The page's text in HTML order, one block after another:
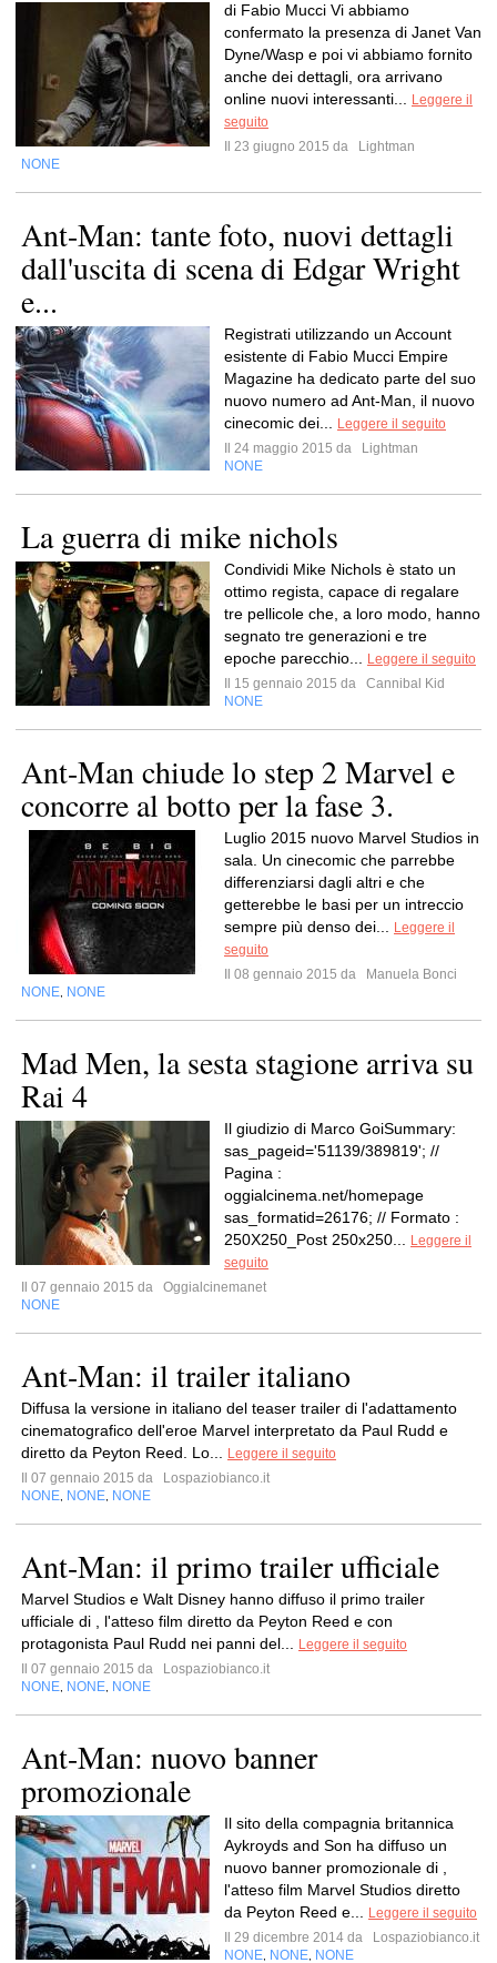
di Fabio Mucci Vi abbiamo
confermato la presenza di Janet Van
Dyne/Wasp e poi vi abbiamo fornito
anche dei dettagli, ora arrivano
online nuovi interessanti...
Leggere il
seguito
Il 23 giugno 2015 da
Lightman
NONE
Ant-Man: tante foto, nuovi dettagli
dall'uscita di scena di Edgar Wright
e...
Registrati utilizzando un Account
esistente di Fabio Mucci Empire
Magazine ha dedicato parte del suo
nuovo numero ad Ant-Man, il nuovo
cinecomic dei...
Leggere il seguito
Il 24 maggio 2015 da
Lightman
NONE
La guerra di mike nichols
Condividi Mike Nichols è stato un
ottimo regista, capace di regalare
tre pellicole che, a loro modo, hanno
segnato tre generazioni e tre
epoche parecchio...
Leggere il seguito
Il 15 gennaio 2015 da
Cannibal Kid
NONE
Ant-Man chiude lo step 2 Marvel e
concorre al botto per la fase 3.
Luglio 2015 nuovo Marvel Studios in
sala. Un cinecomic che parrebbe
differenziarsi dagli altri e che
getterebbe le basi per un intreccio
sempre più denso dei...
Leggere il
seguito
Il 08 gennaio 2015 da
Manuela Bonci
NONE NONE
Mad Men, la sesta stagione arriva su
Rai 4
Il giudizio di Marco GoiSummary:
sas_pageid='51139/389819'; //
Pagina :
oggialcinema.net/homepage
sas_formatid=26176; // Formato :
250X250_Post 250x250...
Leggere il
seguito
Il 07 gennaio 2015 da
Oggialcinemanet
NONE
Ant-Man: il trailer italiano
Diffusa la versione in italiano del teaser trailer di l'adattamento
cinematografico dell'eroe Marvel interpretato da Paul Rudd e
diretto da Peyton Reed. Lo...
Leggere il seguito
Il 07 gennaio 2015 da
Lospaziobianco.it
NONE NONE NONE
Ant-Man: il primo trailer ufficiale
Marvel Studios e Walt Disney hanno diffuso il primo trailer
ufficiale di , l'atteso film diretto da Peyton Reed e con
protagonista Paul Rudd nei panni del...
Leggere il seguito
Il 07 gennaio 2015 da
Lospaziobianco.it
NONE NONE NONE
Ant-Man: nuovo banner
promozionale
Il sito della compagnia britannica
Aykroyds and Son ha diffuso un
nuovo banner promozionale di ,
l'atteso film Marvel Studios diretto
da Peyton Reed e...
Leggere il seguito
Il 29 dicembre 2014 da
Lospaziobianco.it
NONE NONE NONE